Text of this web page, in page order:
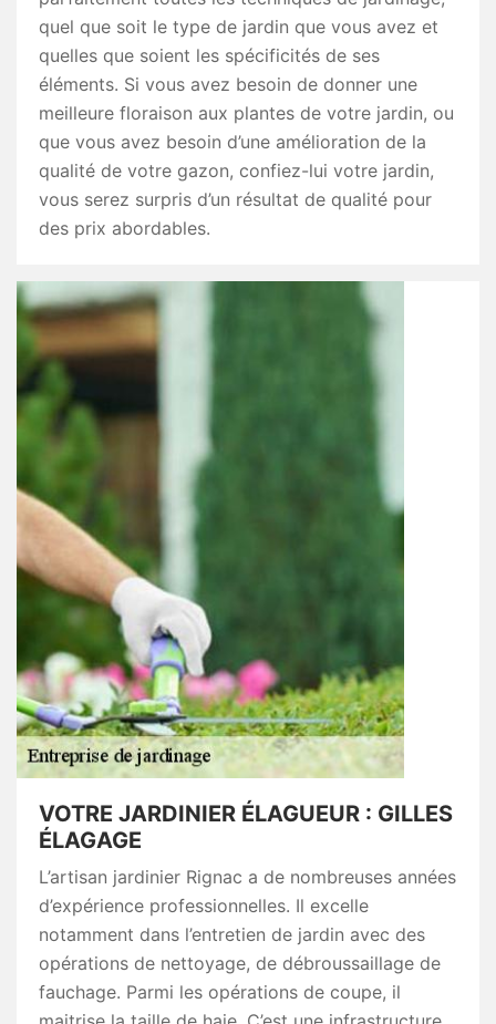
quel que soit le type de jardin que vous avez et
quelles que soient les spécificités de ses
éléments. Si vous avez besoin de donner une
meilleure floraison aux plantes de votre jardin, ou
que vous avez besoin d’une amélioration de la
qualité de votre gazon, confiez-lui votre jardin,
vous serez surpris d’un résultat de qualité pour
des prix abordables.
VOTRE JARDINIER ÉLAGUEUR : GILLES
ÉLAGAGE
L’artisan jardinier Rignac a de nombreuses années
d’expérience professionnelles. Il excelle
notamment dans l’entretien de jardin avec des
opérations de nettoyage, de débroussaillage de
fauchage. Parmi les opérations de coupe, il